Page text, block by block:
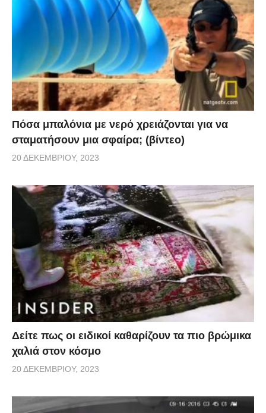
Πόσα μπαλόνια με νερό χρειάζονται για να
σταματήσουν μια σφαίρα; (βίντεο)
20 ΔΕΚΕΜΒΡΊΟΥ, 2023
Δείτε πως οι ειδικοί καθαρίζουν τα πιο βρώμικα
χαλιά στον κόσμο
20 ΔΕΚΕΜΒΡΊΟΥ, 2023